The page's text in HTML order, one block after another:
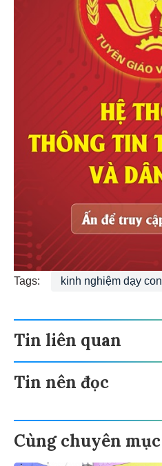
Tags: kinh nghiệm dạy con
Tin liên quan
Tin nên đọc
Cùng chuyên mục